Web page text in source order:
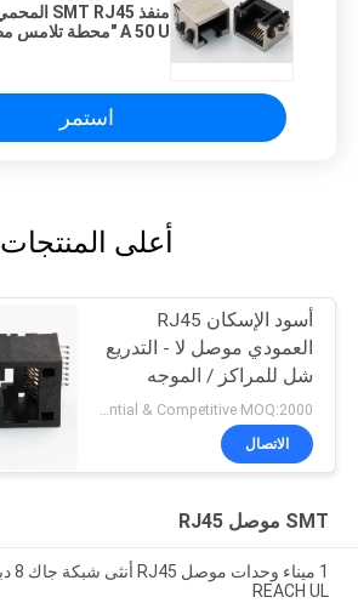
A 50 U "محطة تلامس مطلية بالذهب
استمر
أعلى المنتجات
أسود الإسكان RJ45
العمودي موصل لا - التدريع
شل للمراكز / الموجه
الاتصال
SMT موصل RJ45
REACH UL